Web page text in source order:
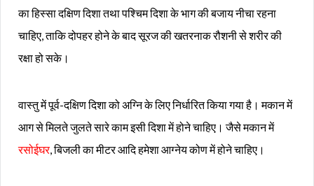
का हिस्सा दक्षिण दिशा तथा पश्चिम दिशा के भाग की बजाय नीचा रहना
चाहिए, ताकि दोपहर होने के बाद सूरज की खतरनाक रौशनी से शरीर की
रक्षा हो सके।
वास्तु में पूर्व-दक्षिण दिशा को अग्नि के लिए निर्धारित किया गया है। मकान में
आग से मिलते जुलते सारे काम इसी दिशा में होने चाहिए। जैसे मकान में
रसोईघर, बिजली का मीटर आदि हमेशा आग्नेय कोण में होने चाहिए।